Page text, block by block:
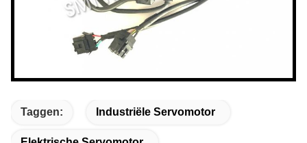
Taggen: Industriële Servomotor